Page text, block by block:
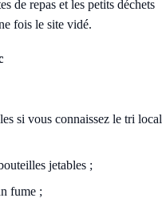
de repas et les petits déchets
fois le site vidé.
si vous connaissez le tri local
jetables ;
fume ;